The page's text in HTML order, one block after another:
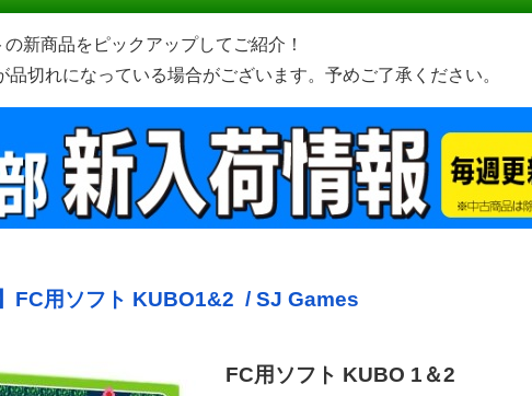
新商品をピックアップしてご紹介！
品切れになっている場合がございます。予めご了承ください。
】FC用ソフト KUBO1&2 / SJ Games
FC用ソフト KUBO 1＆2